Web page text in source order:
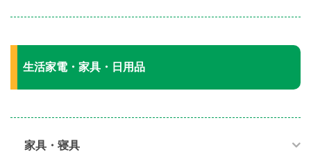
生活家電・家具・日用品
家具・寝具​